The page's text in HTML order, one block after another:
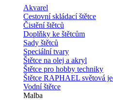
Akvarel
Cestovní skládací štětce
Čistění štětců
Doplňky ke štětcům
Sady štětců
Speciální tvary
Štětce na olej a akryl
Štětce pro hobby techniky
Štětce RAPHAEL světová
Vodní štětce
Malba